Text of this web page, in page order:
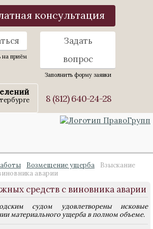
консультация
на приём
Задать
вопрос
Заполнить форму заявки
8 (812) 640-24-28
Возмещение ущерба
Взыскание
аварии
средств с виновника аварии
судом удовлетворены исковые
материального ущерба в полном объеме.